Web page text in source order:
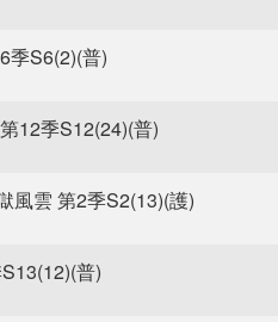
季S6(2)(普)
12季S12(24)(普)
風雲 第2季S2(13)(護)
普)